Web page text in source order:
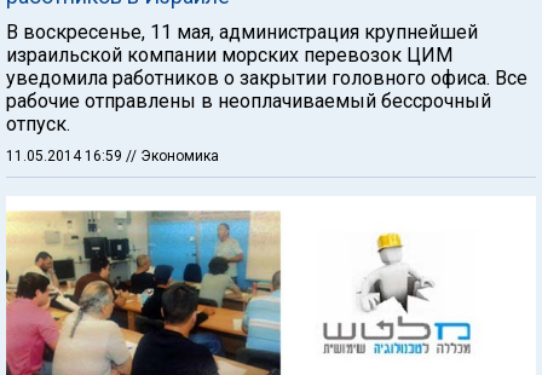
В воскресенье, 11 мая, администрация крупнейшей
израильской компании морских перевозок ЦИМ
уведомила работников о закрытии головного офиса. Все
рабочие отправлены в неоплачиваемый бессрочный
отпуск.
11.05.2014 16:59 // Экономика